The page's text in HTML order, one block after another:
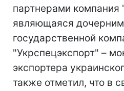
партнерами
являющаяся
государственной
"Укрспецэкспорт" –
экспортера
также отметил, что в